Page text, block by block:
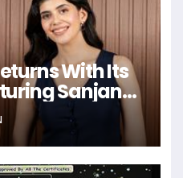
With Its
Sanjana
Look
Kitchen